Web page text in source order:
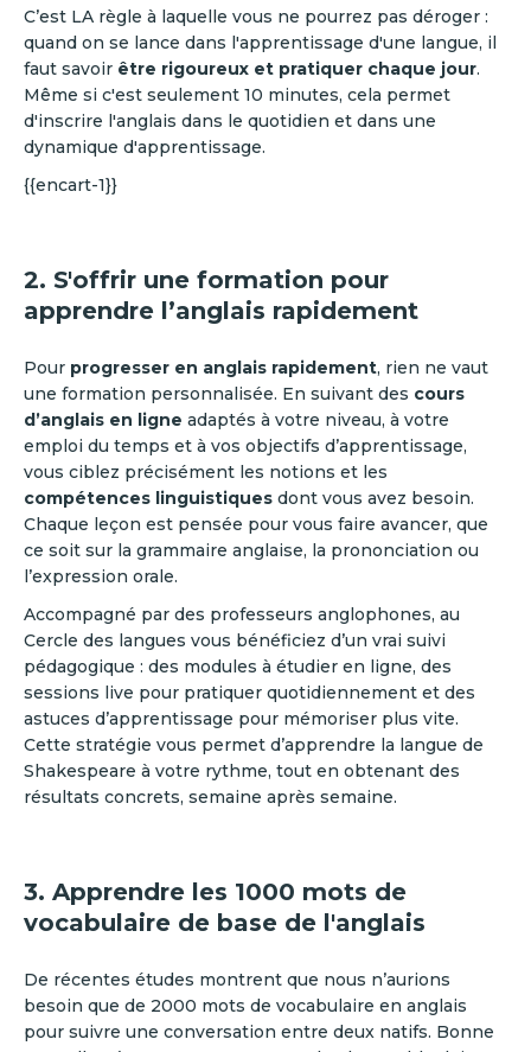
C’est LA règle à laquelle vous ne pourrez pas déroger :
quand on se lance dans l'apprentissage d'une langue, il
faut savoir être rigoureux et pratiquer chaque jour.
Même si c'est seulement 10 minutes, cela permet
d'inscrire l'anglais dans le quotidien et dans une
dynamique d'apprentissage.
{{encart-1}}
2. S'offrir une formation pour
apprendre l’anglais rapidement
Pour progresser en anglais rapidement, rien ne vaut
une formation personnalisée. En suivant des cours
d’anglais en ligne adaptés à votre niveau, à votre
emploi du temps et à vos objectifs d’apprentissage,
vous ciblez précisément les notions et les
compétences linguistiques dont vous avez besoin.
Chaque leçon est pensée pour vous faire avancer, que
ce soit sur la grammaire anglaise, la prononciation ou
l’expression orale.
Accompagné par des professeurs anglophones, au
Cercle des langues vous bénéficiez d’un vrai suivi
pédagogique : des modules à étudier en ligne, des
sessions live pour pratiquer quotidiennement et des
astuces d’apprentissage pour mémoriser plus vite.
Cette stratégie vous permet d’apprendre la langue de
Shakespeare à votre rythme, tout en obtenant des
résultats concrets, semaine après semaine.
3. Apprendre les 1000 mots de
vocabulaire de base de l'anglais
De récentes études montrent que nous n’aurions
besoin que de 2000 mots de vocabulaire en anglais
pour suivre une conversation entre deux natifs. Bonne